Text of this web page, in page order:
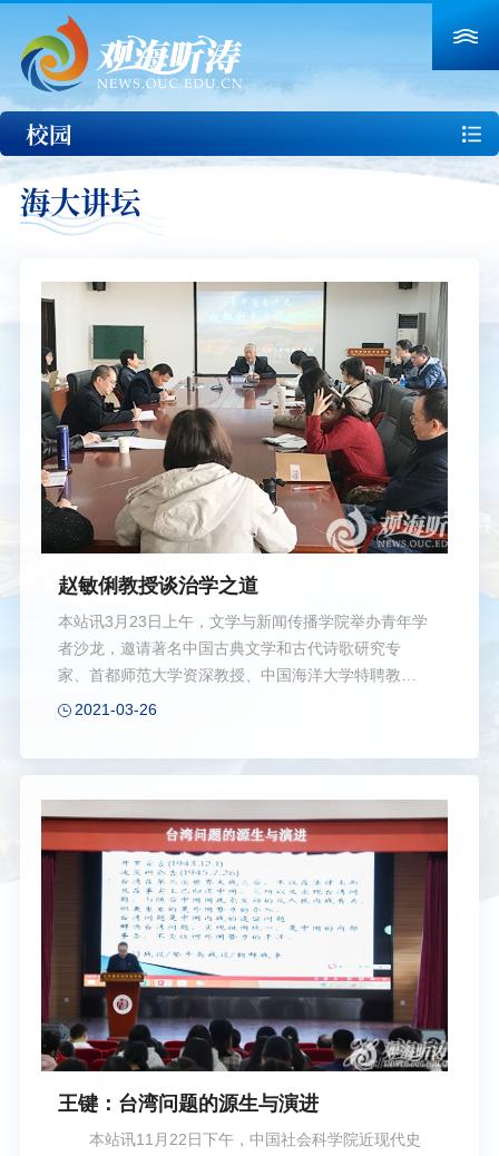
海大讲坛
赵敏俐教授谈治学之道
本站讯3月23日上午，文学与新闻传播学院举办青年学
者沙龙，邀请著名中国古典文学和古代诗歌研究专
家、首都师范大学资深教授、中国海洋大学特聘教授
赵敏俐先生与青年学者畅谈治学心得。此次沙龙由文
人参加交流活动。 赵敏俐从自己的求学经历和科
孜不倦的探索精神。接着，赵敏俐结合自己研究《诗
经》、考证《毛诗序》的过程，建议青年学者要注重
学术规范和原始资料的搜集，把学问做扎实，尤其要
注意逻辑思维的训练，养成缜密严谨的习惯，既要有
质疑的勇气也要有自我反省的精神，在反复琢磨、不
断...
2021-03-26
王键：台湾问题的源生与演进
本站讯11月22日下午，中国社会科学院近现代史
校园